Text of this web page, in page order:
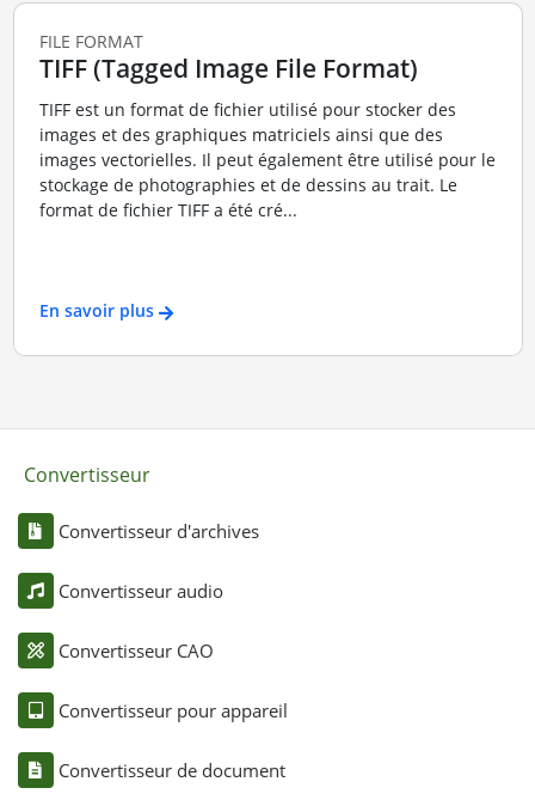
FILE FORMAT
TIFF (Tagged Image File Format)
TIFF est un format de fichier utilisé pour stocker des
images et des graphiques matriciels ainsi que des
images vectorielles. Il peut également être utilisé pour le
stockage de photographies et de dessins au trait. Le
format de fichier TIFF a été cré...
En savoir plus
Convertisseur
Convertisseur d'archives
Convertisseur audio
Convertisseur CAO
Convertisseur pour appareil
Convertisseur de document